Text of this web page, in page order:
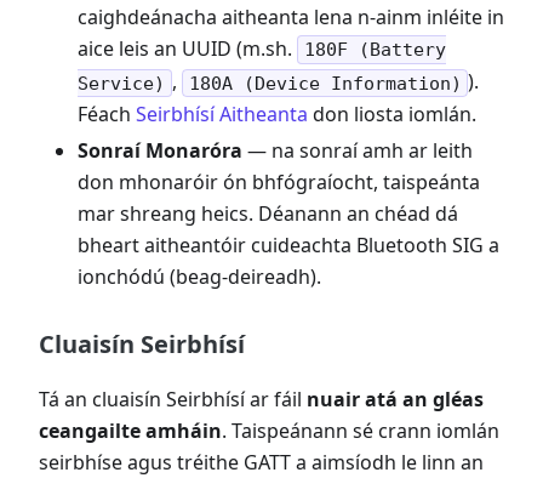
caighdeánacha aitheanta lena n-ainm inléite in
aice leis an UUID (m.sh.
180F (Battery
Service) , 180A (Device Information) ).
Féach Seirbhísí Aitheanta don liosta iomlán.
Sonraí Monaróra — na sonraí amh ar leith
don mhonaróir ón bhfógraíocht, taispeánta
mar shreang heics. Déanann an chéad dá
bheart aitheantóir cuideachta Bluetooth SIG a
ionchódú (beag-deireadh).
Cluaisín Seirbhísí
Tá an cluaisín Seirbhísí ar fáil nuair atá an gléas
ceangailte amháin. Taispeánann sé crann iomlán
seirbhíse agus tréithe GATT a aimsíodh le linn an